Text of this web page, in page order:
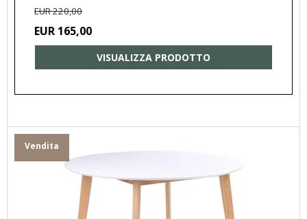
EUR 220,00
EUR 165,00
VISUALIZZA PRODOTTO
Vendita